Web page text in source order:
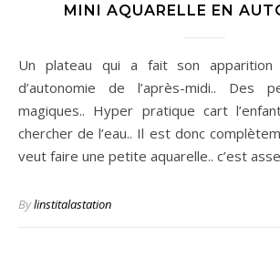
MINI AQUARELLE EN
Un plateau qui a fait son apparition dans le meuble
d’autonomie de l’après-midi.. Des
magiques.. Hyper pratique cart
chercher de l’eau.. Il est donc
veut faire une petite aquarelle.. c’est
Bylinstitalastation